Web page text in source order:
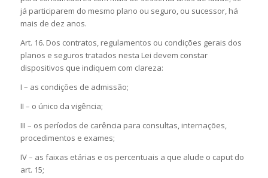
já participarem do mesmo plano ou seguro, ou sucessor, há
mais de dez anos.
Art. 16. Dos contratos, regulamentos ou condições gerais dos
planos e seguros tratados nesta Lei devem constar
dispositivos que indiquem com clareza:
I – as condições de admissão;
II – o único da vigência;
III – os períodos de carência para consultas, internações,
procedimentos e exames;
IV – as faixas etárias e os percentuais a que alude o caput do
art. 15;